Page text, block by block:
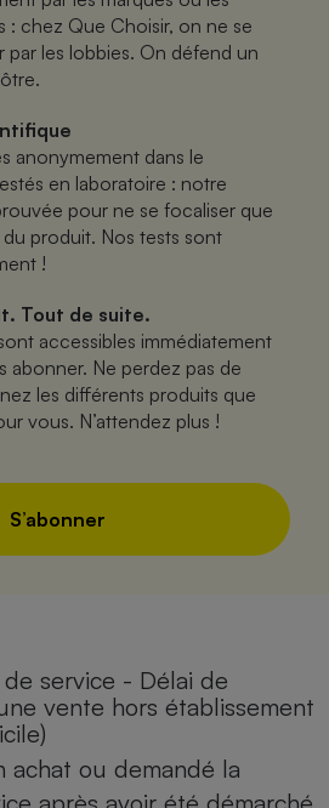
: chez Que Choisir, on ne se
par les lobbies. On défend un
anonymement dans le
en laboratoire : notre
pour ne se focaliser que
produit. Nos tests sont
!
Tout de suite.
accessibles immédiatement
abonner. Ne perdez pas de
les différents produits que
vous. N’attendez plus !
S’abonner
service - Délai de
vente hors établissement
achat ou demandé la